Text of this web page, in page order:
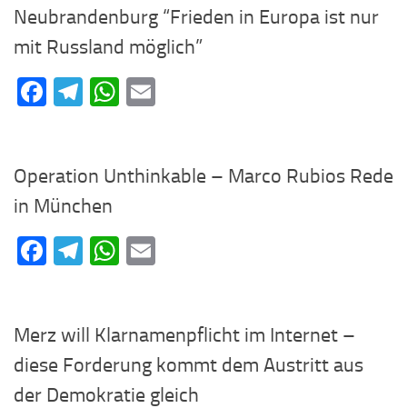
Neubrandenburg “Frieden in Europa ist nur
mit Russland möglich”
Facebook
Telegram
WhatsApp
Operation Unthinkable – Marco Rubios Rede
in München
Facebook
Telegram
WhatsApp
Merz will Klarnamenpflicht im Internet –
diese Forderung kommt dem Austritt aus
der Demokratie gleich